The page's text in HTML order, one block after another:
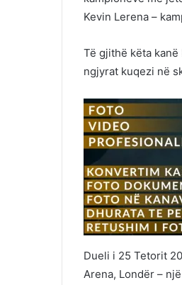
Kevin Lerena –
Të gjithë këta
ngjyrat kuqezi në
Dueli i 25 Tetorit
Arena, Londër –